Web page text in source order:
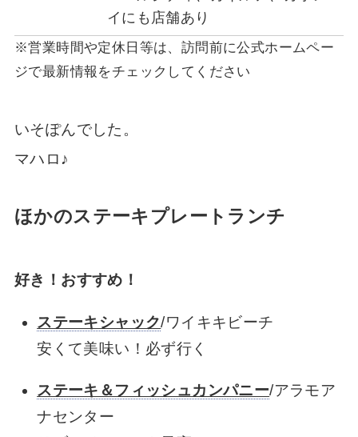
イにも店舗あり
※営業時間や定休日等は、訪問前に公式ホームペー
ジで最新情報をチェックしてください
いそぽんでした。
マハロ♪
ほかのステーキプレートランチ
好き！おすすめ！
ステーキシャック/ワイキキビーチ
安くて美味い！必ず行く
ステーキ＆フィッシュカンパニー/アラモア
ナセンター